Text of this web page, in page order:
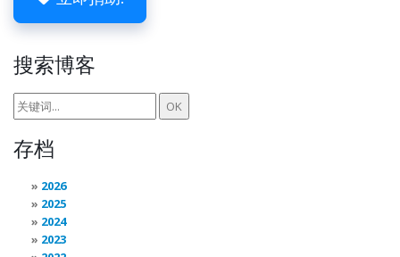
搜索博客
存档
2026
2025
2024
2023